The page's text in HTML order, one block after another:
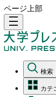
ページ上部
density_medium
検索
カテ